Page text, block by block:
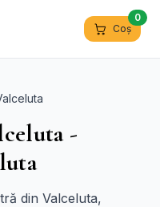
Coș
0
-
din Valceluta,